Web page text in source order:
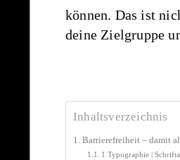
können. Das ist
deine Zielgruppe
Inhaltsverzeichnis
Barrierefreiheit – damit
1 Typographie |